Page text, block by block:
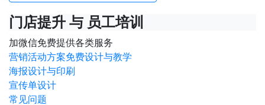
门店提升 与 员工培训
加微信免费提供各类服务
营销活动方案免费设计与教学
海报设计与印刷
宣传单设计
常见问题